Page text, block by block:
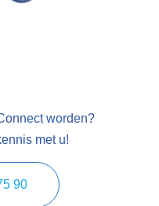
worden?
met u!
90